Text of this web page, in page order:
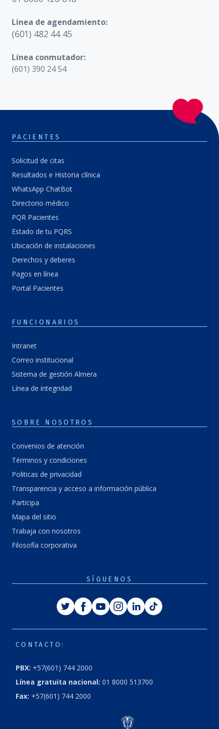
Línea de agendamiento:
(601) 482 44 45
Línea conmutador:
(601) 390 24 54
PACIENTES
Solicitud de citas
Resultados e Historia clínica
WhatsApp ChatBot
Directorio médico
PQR Pacientes
Estado de tu PQRS
Ubicación de instalaciones
Derechos y deberes
Pagos en línea
Portal Pacientes
FUNCIONARIOS
Intranet
Correo institucional
Sistema de gestión Almera
Línea de integridad
SOBRE NOSOTROS
Convenios de atención
Términos y condiciones
Politicas de privacidad
Transparencia y acceso a información pública
Participa
Mapa del sitio
Trabaja con nosotros
Filosofía corporativa
SÍGUENOS
TwitterFacebook
YoutubeInstagram
LinkedinTiktok
CONTACTO:
PBX: +57(601) 744 2000
Línea gratuita nacional: 01 8000 513700
Fax: +57(601) 744 2000